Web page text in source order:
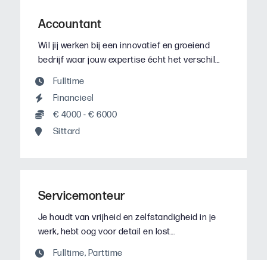
Accountant
Wil jij werken bij een innovatief en groeiend
bedrijf waar jouw expertise écht het verschil...
Fulltime
Financieel
€ 4000 - € 6000
Sittard
Servicemonteur
Je houdt van vrijheid en zelfstandigheid in je
werk, hebt oog voor detail en lost...
Fulltime, Parttime